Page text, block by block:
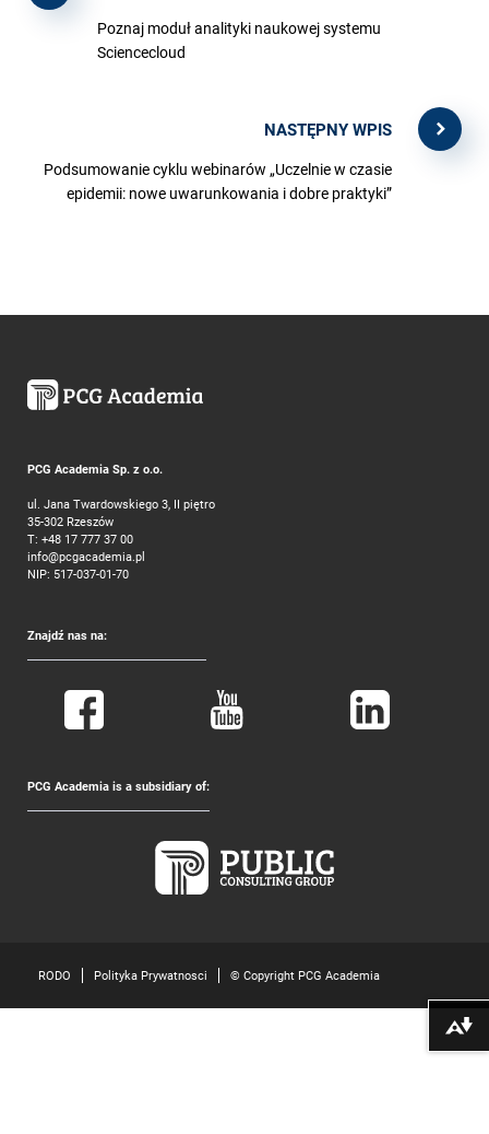
Poznaj moduł analityki naukowej systemu
Sciencecloud
NASTĘPNY WPIS
Podsumowanie cyklu webinarów „Uczelnie w czasie
epidemii: nowe uwarunkowania i dobre praktyki”
PCG Academia Sp. z o.o.
ul. Jana Twardowskiego 3, II piętro
35-302 Rzeszów
T: +48 17 777 37 00
info@pcgacademia.pl
NIP: 517-037-01-70
Znajdź nas na:
PCG Academia is a subsidiary of:
RODO Polityka Prywatnosci © Copyright PCG Academia
Pobierz